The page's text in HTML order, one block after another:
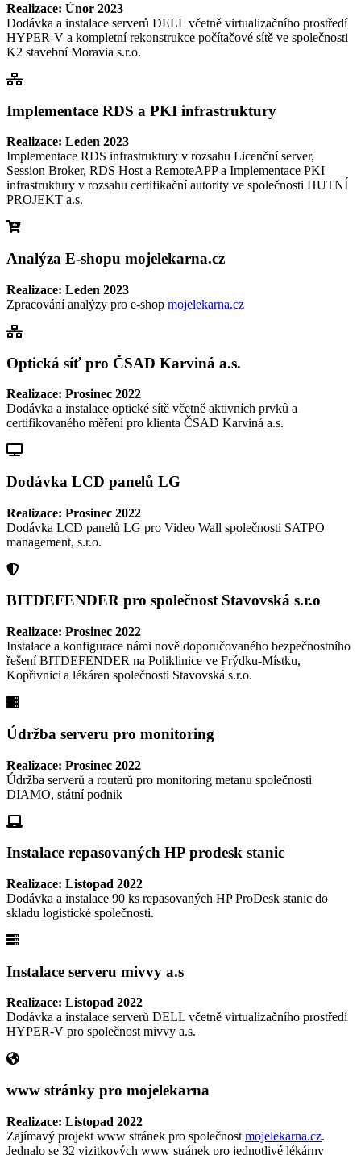
Realizace: Únor 2023
Dodávka a instalace serverů DELL včetně virtualizačního prostředí
HYPER-V a kompletní rekonstrukce počítačové sítě ve společnosti
K2 stavební Moravia s.r.o.
Implementace RDS a PKI infrastruktury
Realizace: Leden 2023
Implementace RDS infrastruktury v rozsahu Licenční server,
Session Broker, RDS Host a RemoteAPP a Implementace PKI
infrastruktury v rozsahu certifikační autority ve společnosti HUTNÍ
PROJEKT a.s.
Analýza E-shopu mojelekarna.cz
Realizace: Leden 2023
Zpracování analýzy pro e-shop mojelekarna.cz
Optická síť pro ČSAD Karviná a.s.
Realizace: Prosinec 2022
Dodávka a instalace optické sítě včetně aktivních prvků a
certifikovaného měření pro klienta ČSAD Karviná a.s.
Dodávka LCD panelů LG
Realizace: Prosinec 2022
Dodávka LCD panelů LG pro Video Wall společnosti SATPO
management, s.r.o.
BITDEFENDER pro společnost Stavovská s.r.o
Realizace: Prosinec 2022
Instalace a konfigurace námi nově doporučovaného bezpečnostního
řešení BITDEFENDER na Poliklinice ve Frýdku-Místku,
Kopřivnici a lékáren společnosti Stavovská s.r.o.
Údržba serveru pro monitoring
Realizace: Prosinec 2022
Údržba serverů a routerů pro monitoring metanu společnosti
DIAMO, státní podnik
Instalace repasovaných HP prodesk stanic
Realizace: Listopad 2022
Dodávka a instalace 90 ks repasovaných HP ProDesk stanic do
skladu logistické společnosti.
Instalace serveru mivvy a.s
Realizace: Listopad 2022
Dodávka a instalace serverů DELL včetně virtualizačního prostředí
HYPER-V pro společnost mivvy a.s.
www stránky pro mojelekarna
Realizace: Listopad 2022
Zajímavý projekt www stránek pro společnost mojelekarna.cz.
Jednalo se 32 vizitkových www stránek pro jednotlivé lékárny